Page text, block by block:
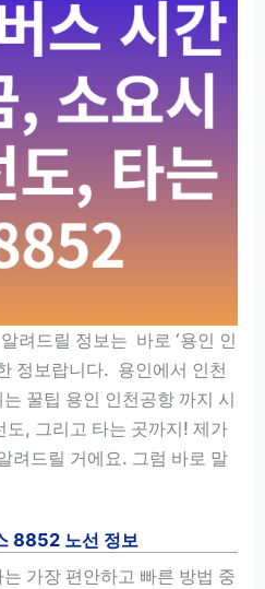
려드릴 정보는 바로 ‘용인 인
정보랍니다. 용인에서 인천
꿀팁 용인 인천공항 까지 시
, 그리고 타는 곳까지! 제가
려드릴 거에요. 그럼 바로 말
8852 노선 정보
가장 편안하고 빠른 방법 중